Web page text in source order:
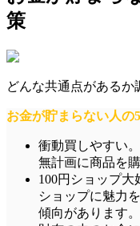
策
どんな共通点があるか
お金が貯まらない人の
衝動買しやすい。
無計画に商品を
100円ショップ大
ショップに魅力
傾向があります。